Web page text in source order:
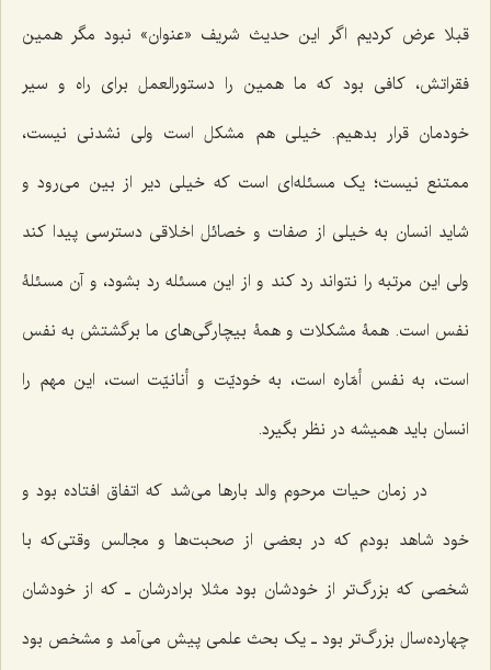
قبلا عرض کردیم اگر این حدیث شریف «عنوان» نبود مگر همین
فقراتش، کافی بود که ما همین را دستورالعمل برای راه و سیر
خودمان قرار بدهیم. خیلی هم مشکل است ولی نشدنی نیست،
ممتنع نیست؛ یک مسئله‌ای است که خیلی دیر از بین می‌رود و
شاید انسان به خیلی از صفات و خصائل اخلاقی دسترسی پیدا کند
ولی این مرتبه را نتواند رد کند و از این مسئله رد بشود، و آن مسئلۀ
نفس است. همۀ مشکلات و همۀ بیچارگی‌های ما برگشتش به نفس
است، به نفس أمّاره است، به خودیّت و أنانیّت است، این مهم را
انسان باید همیشه در نظر بگیرد.
در زمان حیات مرحوم والد بارها می‌شد که اتفاق افتاده بود و
خود شاهد بودم که در بعضی از صحبت‌ها و مجالس وقتی‌که با
شخصی که بزرگ‌تر از خودشان بود مثلا برادرشان ـ که از خودشان
چهارده‌سال بزرگ‌تر بود ـ یک بحث علمی پیش می‌آمد و مشخص بود